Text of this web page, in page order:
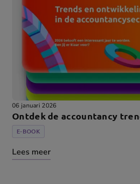
06 januari 2026
Ontdek de accountancy
E-BOOK
Lees meer